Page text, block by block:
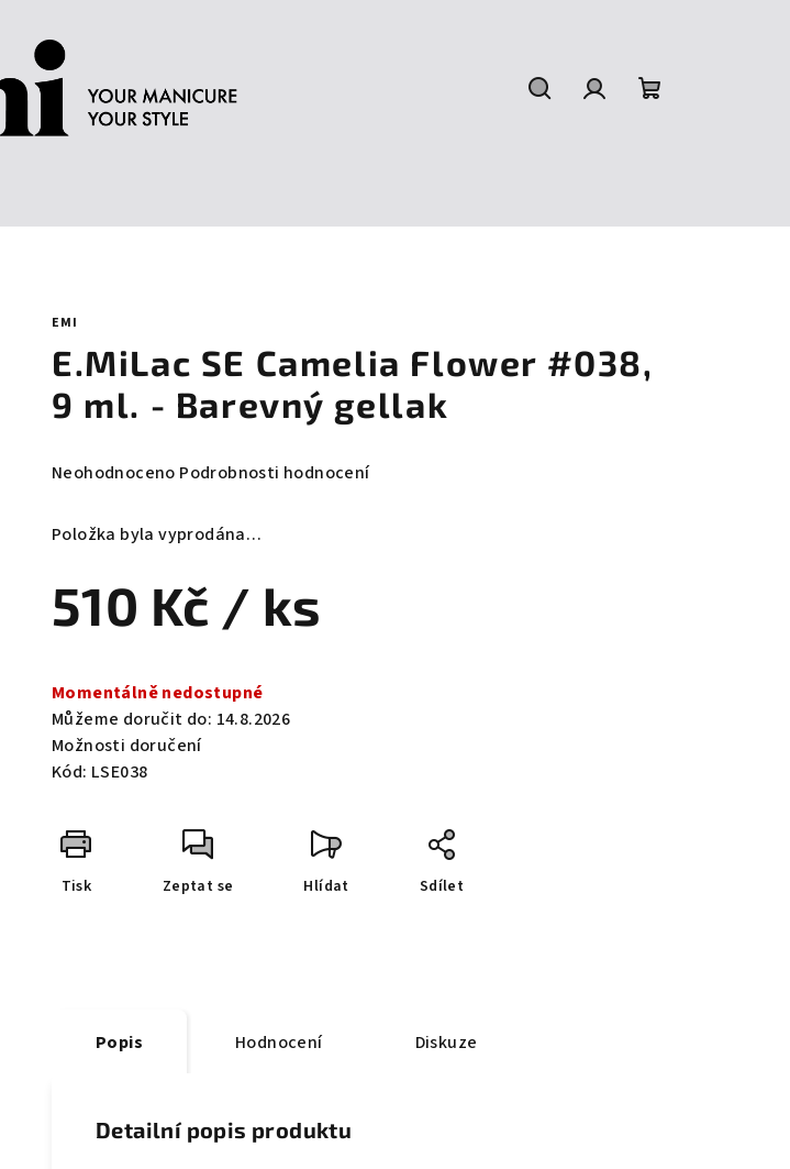
EMI
E.MiLac SE Camelia Flower #038,
9 ml. - Barevný gellak
Průměrné
produktu
z
5
Neohodnoceno Podrobnosti hodnocení
Položka byla vyprodána…
510 Kč / ks
cena:
Momentálně nedostupné
Můžeme doručit do: 14.8.2026
Možnosti doručení
Kód: LSE038
Tisk Zeptat se Hlídat Sdílet
Popis Hodnocení Diskuze
Detailní popis produktu